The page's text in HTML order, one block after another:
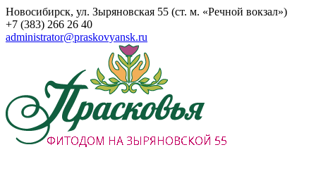
Новосибирск, ул. Зыряновская 55 (ст. м. «Речной вокзал»)
+7 (383) 266 26 40
administrator@praskovyansk.ru